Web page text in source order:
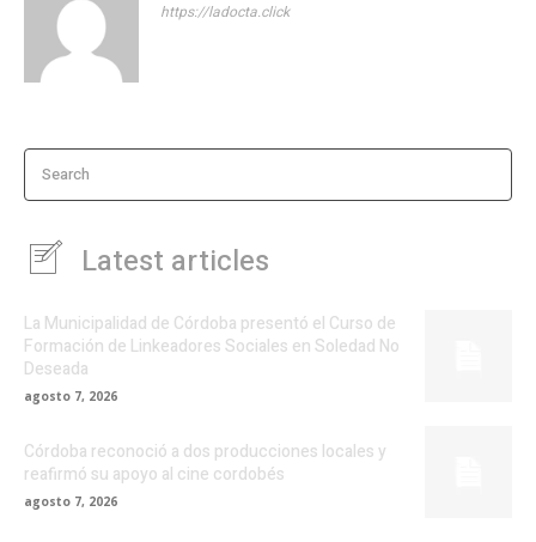
https://ladocta.click
Search
Latest articles
La Municipalidad de Córdoba presentó el Curso de
Formación de Linkeadores Sociales en Soledad No
Deseada
agosto 7, 2026
Córdoba reconoció a dos producciones locales y
reafirmó su apoyo al cine cordobés
agosto 7, 2026